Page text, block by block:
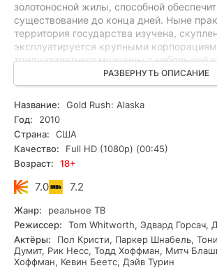
золотоносной жилы, способной
существование до конца дней. Ныне
территория государства изучена,
эксплуатируется крупными
тридцатилетнего мужчины с небольшой
старателей единственный выход,
Аляску с суровыми климатическими
законодательство позволяет завладеть
драгоценные металлы. Благо, желающих
здоровьем не так много. Поскольку в
бушует финансовый кризис, главные
лишения, чтобы разбогатеть. Сначала им
привыкнуть к холоду, да и дикие
окрестностям. Сосед по имени Паркер
оказывается весьма доброжелательным
советы помогают освоиться и не
ошибок при покупке снаряжения. Внутри
регулярно возникают споры, а
становятся более размытыми, ведь
РАЗВЕРНУТЬ ОПИСАНИЕ
Название:
Gold Rush: Alaska
Год:
2010
Страна:
США
Качество:
Full HD (1080p) (00:45)
Возраст:
18+
7.0 7.2
Жанр:
реальное ТВ
Режиссер:
Tom Whitworth, Эдвард Горсач,
Актёры:
Пол Кристи, Паркер Шнабель,
Думит, Рик Несс, Тодд Хоффман, Митч
Хоффман, Кевин Беетс, Дэйв Турин